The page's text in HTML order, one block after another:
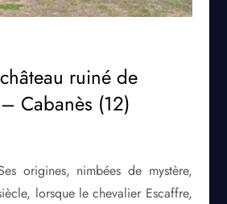
ruiné de
Cabanès (12)
origines, nimbées de mystère,
lorsque le chevalier Escaffre,